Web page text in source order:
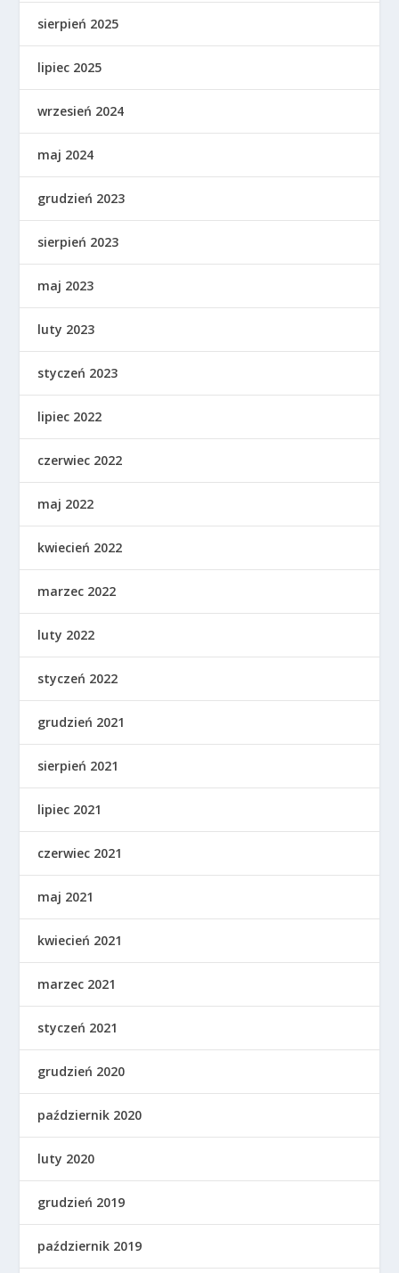
sierpień 2025
lipiec 2025
wrzesień 2024
maj 2024
grudzień 2023
sierpień 2023
maj 2023
luty 2023
styczeń 2023
lipiec 2022
czerwiec 2022
maj 2022
kwiecień 2022
marzec 2022
luty 2022
styczeń 2022
grudzień 2021
sierpień 2021
lipiec 2021
czerwiec 2021
maj 2021
kwiecień 2021
marzec 2021
styczeń 2021
grudzień 2020
październik 2020
luty 2020
grudzień 2019
październik 2019